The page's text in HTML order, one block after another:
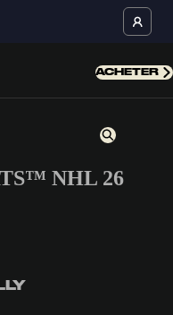
ACHETER
ou chiffres.
NHL 26